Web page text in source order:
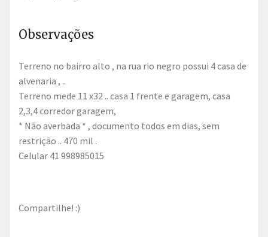
Observações
Terreno no bairro alto , na rua rio negro possui 4 casa de
alvenaria , ..
Terreno mede 11 x32 .. casa 1 frente e garagem, casa
2,3,4 corredor garagem,
* Não averbada * , documento todos em dias, sem
restrição .. 470 mil .
Celular 41 998985015
Compartilhe! :)